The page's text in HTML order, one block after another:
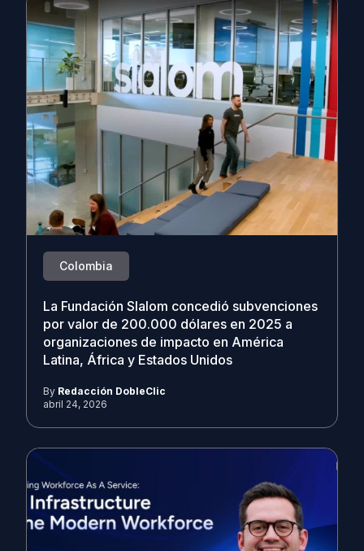
Colombia
La Fundación Slalom concedió subvenciones
por valor de 200.000 dólares en 2025 a
organizaciones de impacto en América
Latina, África y Estados Unidos
By Redacción DobleClic
abril 24, 2026